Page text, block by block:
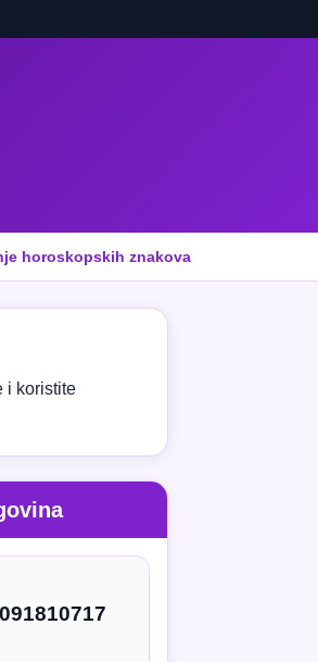
horoskopskih znakova
i koristite